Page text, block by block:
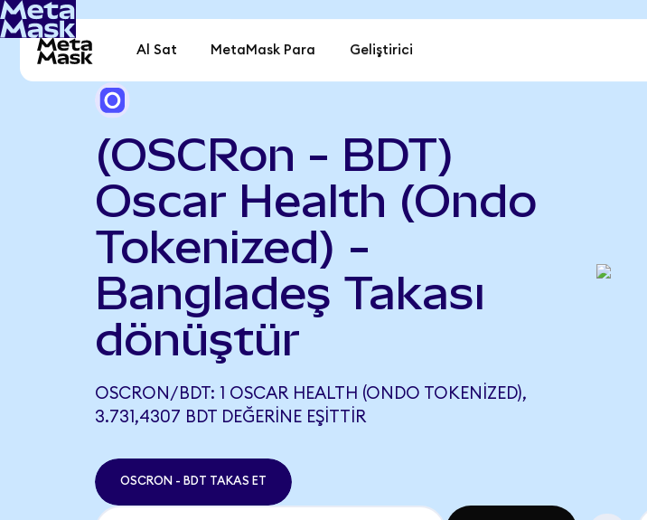
Al Sat MetaMask Para Geliştirici
(OSCRon - BDT)
Oscar Health (Ondo
Tokenized) -
Bangladeş Takası
dönüştür
OSCRON/BDT: 1 OSCAR HEALTH (ONDO TOKENIZED),
3.731,4307 BDT DEĞERINE EŞITTIR
OSCRON - BDT TAKAS ET